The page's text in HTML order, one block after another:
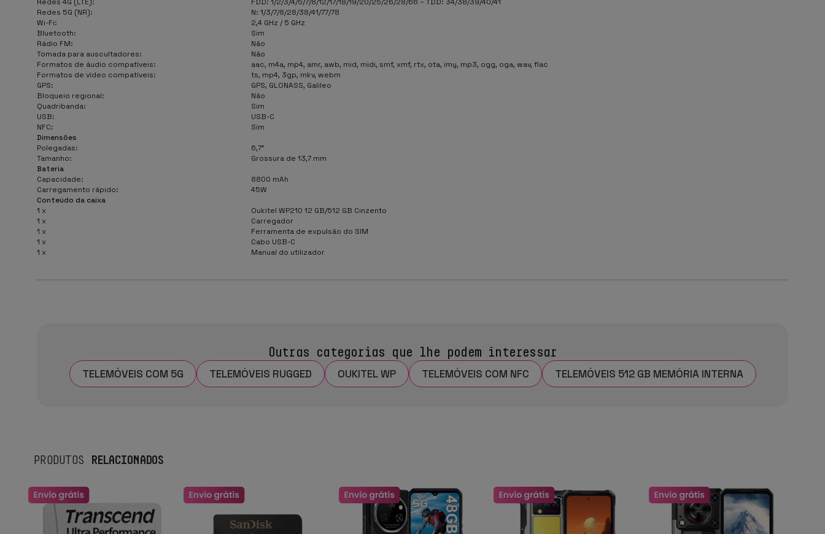
Redes 5G (NR):
N: 1/3/7/8/28/38/41/77/78
Wi-Fi:
2,4 GHz / 5 GHz
Bluetooth:
Sim
Rádio FM:
Não
Tomada para auscultadores:
Não
Formatos de áudio compatíveis:
aac, m4a, mp4, amr, awb, mid, midi, smf, xmf, rtx, ota, imy, mp3, ogg, oga, wav, flac
Formatos de vídeo compatíveis:
ts, mp4, 3gp, mkv, webm
GPS:
GPS, GLONASS, Galileo
Bloqueio regional:
Não
Quadribanda:
Sim
USB:
USB-C
NFC:
Sim
Dimensões
Polegadas:
6,7"
Tamanho:
Grossura de 13,7 mm
Bateria
Capacidade:
8800 mAh
Carregamento rápido:
45W
Conteúdo da caixa
1 x
Oukitel WP210 12 GB/512 GB Cinzento
1 x
Carregador
1 x
Ferramenta de expulsão do SIM
1 x
Cabo USB-C
1 x
Manual do utilizador
Outras categorias que lhe podem interessar
TELEMÓVEIS COM 5G TELEMÓVEIS RUGGED OUKITEL WP TELEMÓVEIS COM NFC TELEMÓVEIS 512 GB MEMÓRIA INTERNA
PRODUTOS RELACIONADOS